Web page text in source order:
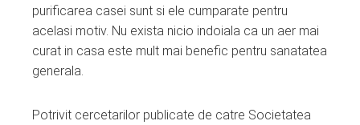
purificarea casei sunt si ele cumparate pentru
acelasi motiv. Nu exista nicio indoiala ca un aer mai
curat in casa este mult mai benefic pentru sanatatea
generala.
Potrivit cercetarilor publicate de catre Societatea